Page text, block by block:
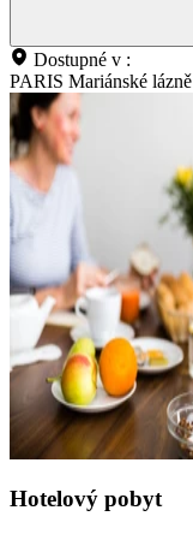
Dostupné v :
PARIS Mariánské lázně
Hotelový pobyt